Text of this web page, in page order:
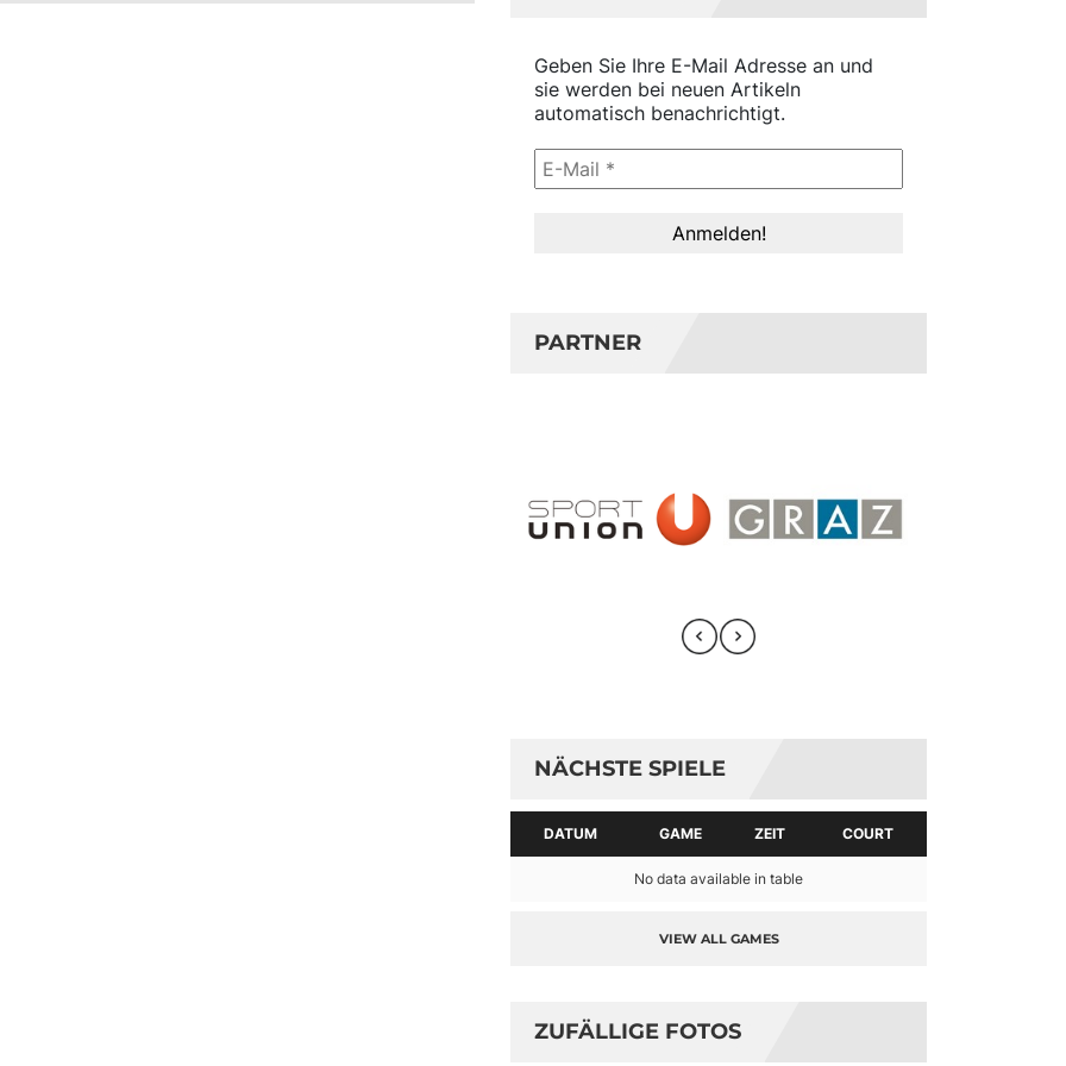
Geben Sie Ihre E-Mail Adresse an und
sie werden bei neuen Artikeln
automatisch benachrichtigt.
PARTNER
NÄCHSTE SPIELE
DATUM GAME ZEIT COURT
No data available in table
VIEW ALL GAMES
ZUFÄLLIGE FOTOS